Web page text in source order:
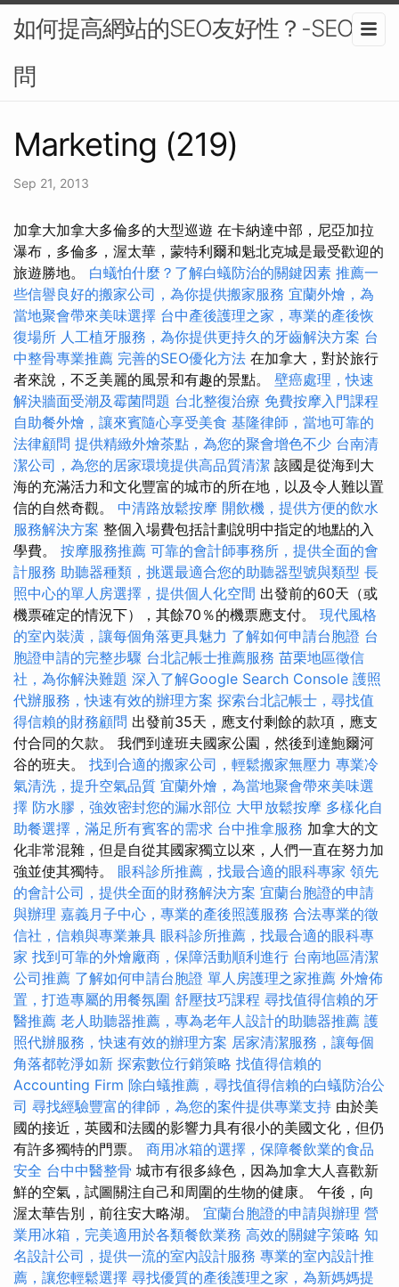
如何提高網站的SEO友好性？-SEO顧
問
Marketing (219)
Sep 21, 2013
加拿大加拿大多倫多的大型巡遊 在卡納達中部，尼亞加拉
瀑布，多倫多，渥太華，蒙特利爾和魁北克城是最受歡迎的
旅遊勝地。 白蟻怕什麼？了解白蟻防治的關鍵因素 推薦一
些信譽良好的搬家公司，為你提供搬家服務 宜蘭外燴，為
當地聚會帶來美味選擇 台中產後護理之家，專業的產後恢
復場所 人工植牙服務，為你提供更持久的牙齒解決方案 台
中整骨專業推薦 完善的SEO優化方法 在加拿大，對於旅行
者來說，不乏美麗的風景和有趣的景點。 壁癌處理，快速
解決牆面受潮及霉菌問題 台北整復治療 免費按摩入門課程
自助餐外燴，讓來賓隨心享受美食 基隆律師，當地可靠的
法律顧問 提供精緻外燴茶點，為您的聚會增色不少 台南清
潔公司，為您的居家環境提供高品質清潔 該國是從海到大
海的充滿活力和文化豐富的城市的所在地，以及令人難以置
信的自然奇觀。 中清路放鬆按摩 開飲機，提供方便的飲水
服務解決方案 整個入場費包括計劃說明中指定的地點的入
學費。 按摩服務推薦 可靠的會計師事務所，提供全面的會
計服務 助聽器種類，挑選最適合您的助聽器型號與類型 長
照中心的單人房選擇，提供個人化空間 出發前的60天（或
機票確定的情況下），其餘70％的機票應支付。 現代風格
的室內裝潢，讓每個角落更具魅力 了解如何申請台胞證 台
胞證申請的完整步驟 台北記帳士推薦服務 苗栗地區徵信
社，為你解決難題 深入了解Google Search Console 護照
代辦服務，快速有效的辦理方案 探索台北記帳士，尋找值
得信賴的財務顧問 出發前35天，應支付剩餘的款項，應支
付合同的欠款。 我們到達班夫國家公園，然後到達鮑爾河
谷的班夫。 找到合適的搬家公司，輕鬆搬家無壓力 專業冷
氣清洗，提升空氣品質 宜蘭外燴，為當地聚會帶來美味選
擇 防水膠，強效密封您的漏水部位 大甲放鬆按摩 多樣化自
助餐選擇，滿足所有賓客的需求 台中推拿服務 加拿大的文
化非常混雜，但是自從其國家獨立以來，人們一直在努力加
強並使其獨特。 眼科診所推薦，找最合適的眼科專家 領先
的會計公司，提供全面的財務解決方案 宜蘭台胞證的申請
與辦理 嘉義月子中心，專業的產後照護服務 合法專業的徵
信社，信賴與專業兼具 眼科診所推薦，找最合適的眼科專
家 找到可靠的外燴廠商，保障活動順利進行 台南地區清潔
公司推薦 了解如何申請台胞證 單人房護理之家推薦 外燴佈
置，打造專屬的用餐氛圍 舒壓技巧課程 尋找值得信賴的牙
醫推薦 老人助聽器推薦，專為老年人設計的助聽器推薦 護
照代辦服務，快速有效的辦理方案 居家清潔服務，讓每個
角落都乾淨如新 探索數位行銷策略 找值得信賴的
Accounting Firm 除白蟻推薦，尋找值得信賴的白蟻防治公
司 尋找經驗豐富的律師，為您的案件提供專業支持 由於美
國的接近，英國和法國的影響力具有很小的美國文化，但仍
有許多獨特的門票。 商用冰箱的選擇，保障餐飲業的食品
安全 台中中醫整骨 城市有很多綠色，因為加拿大人喜歡新
鮮的空氣，試圖關注自己和周圍的生物的健康。 午後，向
渥太華告別，前往安大略湖。 宜蘭台胞證的申請與辦理 營
業用冰箱，完美適用於各類餐飲業務 高效的關鍵字策略 知
名設計公司，提供一流的室內設計服務 專業的室內設計推
薦，讓您輕鬆選擇 尋找優質的產後護理之家，為新媽媽提